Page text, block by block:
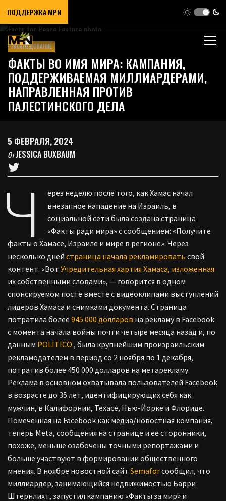
ПОДДЕРЖКА MPN
РАССЛЕДОВАНИЕ
ФАКТЫ ВО ИМЯ МИРА: КАМПАНИЯ,
ПОДДЕРЖИВАЕМАЯ МИЛЛИАРДЕРАМИ,
НАПРАВЛЕННАЯ ПРОТИВ
ПАЛЕСТИНСКОГО ДЕЛА
5 ФЕВРАЛЯ, 2024
ОтJESSICA BUXBAUM
Ч
ерез неделю после того, как Хамас начал
внезапное нападение на Израиль, в
социальной сети была создана страница
«Факты ради мира» с сообщением: «Получите
факты о Хамасе, Израиле и мире в регионе». Через
несколько дней страница начала рекламировать свой
контент. «Вот Учредительная хартия Хамаса, изложенная
их собственными словами», — говорится в одном
спонсируемом посте вместе с видеоклипами выступлений
лидеров Хамаса и снимками документа. Страница
потратила более 945 000 долларов на рекламу в Facebook
с момента начала войны почти четыре месяца назад и, по
данным POLITICO , была крупнейшим произраильским
рекламодателем в период со 2 ноября по 1 декабря,
потратив более 450 000 долларов на метарекламу.
Реклама в основном охватывала пользователей Facebook
в возрасте до 35 лет, идентифицирующих себя как
мужчин, в Калифорнии, Техасе, Нью-Йорке и Флориде.
Помеченная на Facebook как медиа/новостная компания,
теперь Meta, сообщения на странице и ее сторонники,
похоже, меньше озабочены точными репортажами и
больше участвуют в формировании общественного
мнения. В ноябре новостной сайт Semaforсообщил, что
миллиардер, занимающийся недвижимостью Барри
Штернлихт, запустил кампанию «Факты за мир» и